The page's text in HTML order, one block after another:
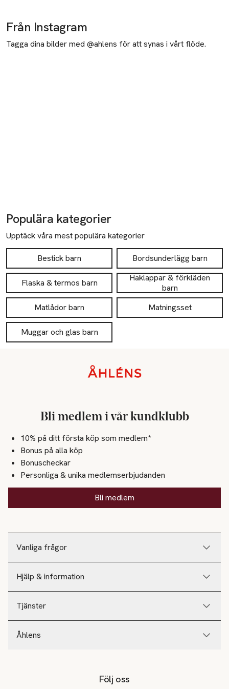
Från Instagram
Tagga dina bilder med @ahlens för att synas i vårt flöde.
Populära kategorier
Upptäck våra mest populära kategorier
Bestick barn Bordsunderlägg barn
Flaska & termos barn
Haklappar & förkläden
barn
Matlådor barn
Matningsset
Muggar och glas barn
Vanliga frågor
Hjälp & information
Tjänster
Åhlens
Bli medlem i vår kundklubb
10% på ditt första köp som medlem*
Bonus på alla köp
Bonuscheckar
Personliga & unika medlemserbjudanden
Bli medlem
Följ oss